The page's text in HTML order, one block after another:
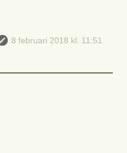
8 februari 2018 kl. 11:51